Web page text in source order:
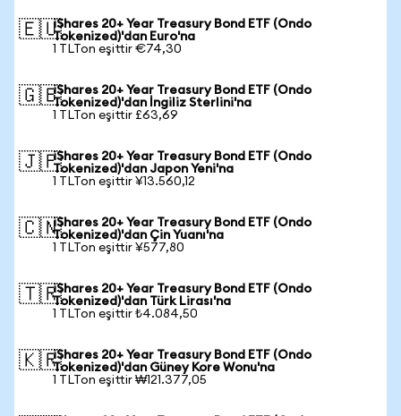
🇪🇺iShares 20+ Year Treasury Bond ETF (Ondo
Tokenized)'dan Euro'na
1 TLTon eşittir €74,30
🇬🇧iShares 20+ Year Treasury Bond ETF (Ondo
Tokenized)'dan İngiliz Sterlini'na
1 TLTon eşittir £63,69
🇯🇵iShares 20+ Year Treasury Bond ETF (Ondo
Tokenized)'dan Japon Yeni'na
1 TLTon eşittir ¥13.560,12
🇨🇳iShares 20+ Year Treasury Bond ETF (Ondo
Tokenized)'dan Çin Yuanı'na
1 TLTon eşittir ¥577,80
🇹🇷iShares 20+ Year Treasury Bond ETF (Ondo
Tokenized)'dan Türk Lirası'na
1 TLTon eşittir ₺4.084,50
🇰🇷iShares 20+ Year Treasury Bond ETF (Ondo
Tokenized)'dan Güney Kore Wonu'na
1 TLTon eşittir ₩121.377,05